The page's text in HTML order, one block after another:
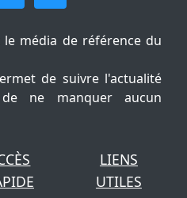
le média de référence du
de suivre l'actualité
ne manquer aucun
LIENS
UTILES